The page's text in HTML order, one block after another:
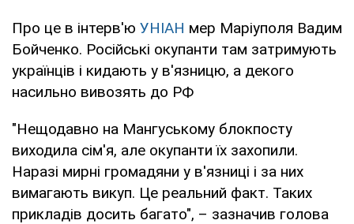
Про це в інтерв'ю УНІАН мер Маріуполя Вадим
Бойченко. Російські окупанти там затримують
українців і кидають у в'язницю, а декого
насильно вивозять до РФ
"Нещодавно на Мангуському блокпосту
виходила сім'я, але окупанти їх захопили.
Наразі мирні громадяни у в'язниці і за них
вимагають викуп. Це реальний факт. Таких
прикладів досить багато", – зазначив голова